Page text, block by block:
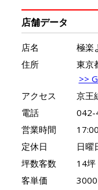
店舗データ
店名
極楽
住所
東京
>>
アクセス
京王
電話
042-
営業時間
定休日
日曜
坪数客数
14坪
客単価